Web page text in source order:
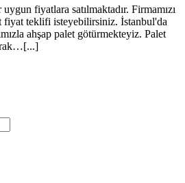
fiyatlara satılmaktadır. Firmamızı
fiyat teklifi isteyebilirsiniz. İstanbul'da
ahşap palet götürmekteyiz. Palet